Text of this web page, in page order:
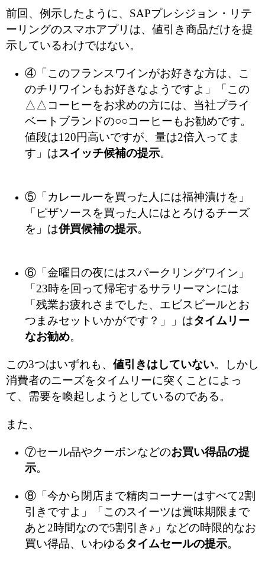
前回、例示したように、SAPプレシジョン・リテ
ーリングのスマホアプリは、値引き商品だけを提
示しているわけではない。
④「このフランスワインがお好きな方は、こ
のチリワインもお好きなようですよ」「この
△△コーヒーをお求めの方には、当社プライ
ベートブランドの○○コーヒーもお勧めです。
値段は120円高いですが、量は2倍入ってま
す」はスイッチ候補の提示。
⑤「カレールーを買った人には福神漬けを」
「ピザソースを買った人にはとろけるチーズ
を」は併買候補の提示。
⑥「金曜日の夜にはスパークリングワイン」
「23時を回って帰宅するサラリーマンには
「残業お疲れさまでした、エビスビールとお
つまみセットいかがです？」」はタイムリー
なお勧め。
この3つはいずれも、 値引きはしていない。しかし
消費者のニーズをタイムリーに突くことによっ
て、需要を喚起しようとしているのである。
また、
⑦セール品やクーポンなどのお買い得品の提
示。
⑧「今から閉店まで精肉コーナーはすべて2割
引きですよ」「このスイーツは賞味期限まで
あと2時間なので5割引き♪」などの時限的なお
買い得品、いわゆるタイムセールの提示。